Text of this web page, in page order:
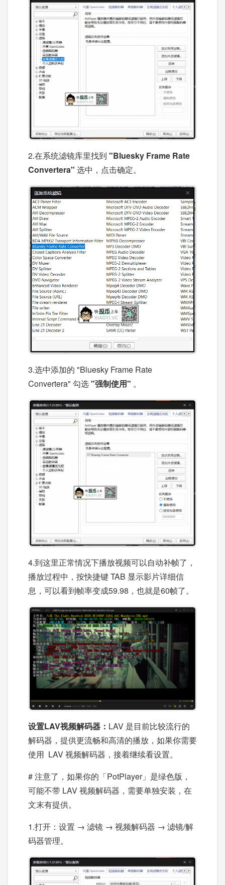
2.在系统滤镜库里找到 "Bluesky Frame Rate
Convertera" 选中，点击确定。
3.选中添加的 "Bluesky Frame Rate
Convertera" 勾选"强制使用" 。
4.到这里正常情况下播放视频可以自动补帧了，
播放过程中，按快捷键 TAB 显示影片详细信
息，可以看到帧率变成59.98，也就是60帧了。
设置LAV视频解码器 ： LAV 是目前比较流行的
解码器，提供更流畅和高清的播放，如果你需要
使用 LAV 视频解码器，接着继续看设置。
# 注意了，如果你的「PotPlayer」是绿色版，
可能不带 LAV 视频解码器，需要单独安装，在
文末有提供。
1.打开：设置 → 滤镜 → 视频解码器 → 滤镜/解
码器管理。